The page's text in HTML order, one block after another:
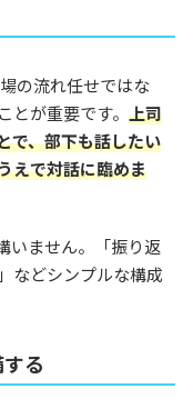
の流れ任せではな
が重要です。 上司
で、部下も話したい
えで対話に臨めま
いません。「振り返
などシンプルな構成
る